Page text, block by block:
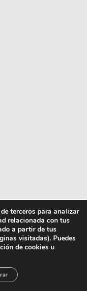
terceros para analizar
relacionada con tus
a partir de tus
visitadas). Puedes
de cookies u